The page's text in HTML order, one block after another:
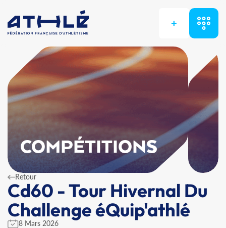
+
COMPÉTITIONS
Retour
Cd60 - Tour Hivernal Du
Challenge éQuip'athlé
8 Mars 2026